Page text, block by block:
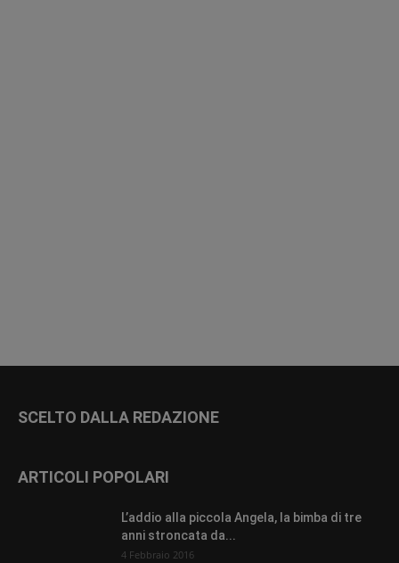
SCELTO DALLA REDAZIONE
ARTICOLI POPOLARI
L’addio alla piccola Angela, la bimba di tre
anni stroncata da...
4 Febbraio 2016